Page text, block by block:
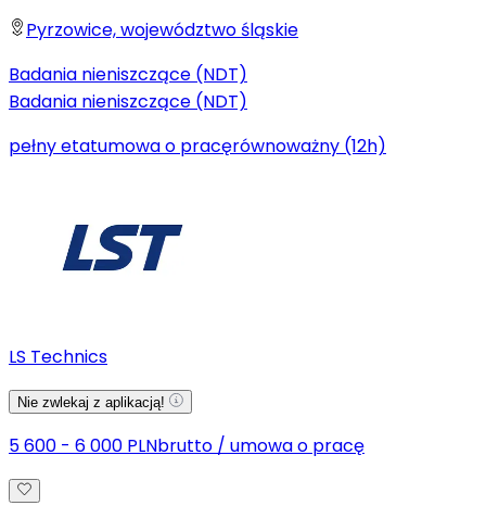
Pyrzowice, województwo śląskie
Badania nieniszczące (NDT)
Badania nieniszczące (NDT)
pełny etatumowa o pracęrównoważny (12h)
LS Technics
Nie zwlekaj z aplikacją!
5 600 - 6 000 PLNbrutto / umowa o pracę